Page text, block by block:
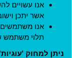
אנו עשויים
אשר יתכן
אנו משתמשים
תלוי משתמש
ניתן למחוק
קוד מנהל